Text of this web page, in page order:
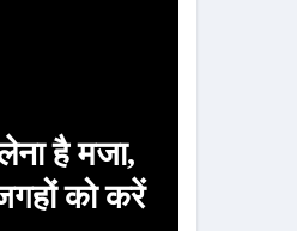
है मजा,
को करें